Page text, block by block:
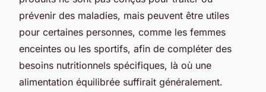
prévenir des maladies, mais peuvent être utiles
pour certaines personnes, comme les femmes
enceintes ou les sportifs, afin de compléter des
besoins nutritionnels spécifiques, là où une
alimentation équilibrée suffirait généralement.